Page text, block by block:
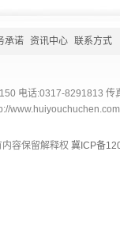
承诺 资讯中心 联系方式
电话:0317-8291813
容保留解释权 冀ICP备